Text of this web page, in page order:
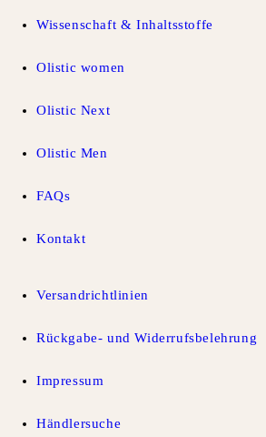
Wissenschaft & Inhaltsstoffe
Olistic women
Olistic Next
Olistic Men
FAQs
Kontakt
Versandrichtlinien
Rückgabe- und Widerrufsbelehrung
Impressum
Händlersuche